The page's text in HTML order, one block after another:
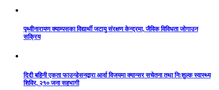
पृथ्वीनारायण क्याम्पसका विद्यार्थी जटायु संरक्षण केन्द्रमा, जैविक विविधता जोगाउन
सक्रिय
दिदी बहिनी एकता फाउन्डेसनद्वारा आर्वा विजयमा क्यान्सर सचेतना तथा निःशुल्क स्वास्थ्य
शिविर, २१० जना सहभागी